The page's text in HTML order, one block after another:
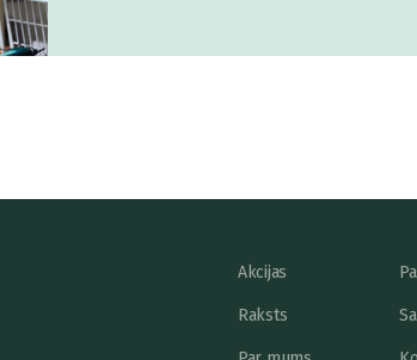
Akcijas
Raksts